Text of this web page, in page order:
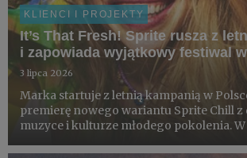
KLIENCI I PROJEKTY
It’s That Fresh! Sprite rusza z
i zapowiada wyjątkowy festiwal
3 lipca 2026
Marka startuje z letnią kampanią w
premierę nowego wariantu Sprite Chill z
muzyce i kulturze młodego pokolenia.